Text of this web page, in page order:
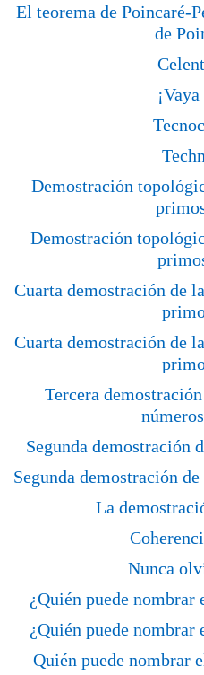
El teorema de Poincaré-
de
Demostración
Demostración
Cuarta demostración de
Cuarta demostración de
Tercera
Segunda demostración
Segunda demostración
La
Nunca
¿Quién puede
¿Quién puede
Quién puede nombrar